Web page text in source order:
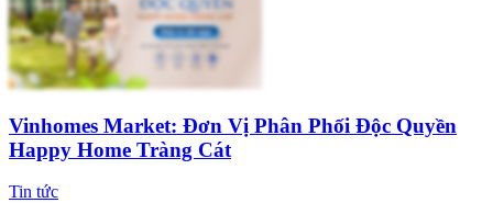
Vinhomes Market: Đơn Vị Phân Phối Độc Quyền
Happy Home Tràng Cát
Tin tức